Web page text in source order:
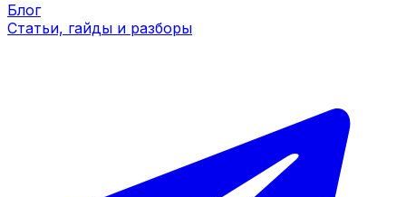
Блог
Статьи, гайды и разборы